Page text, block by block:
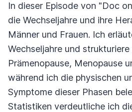
In dieser Episode von "Doc
die Wechseljahre und ihre
Männer und Frauen. Ich
Wechseljahre und
Prämenopause, Menopause
während ich die physischen
Symptome dieser Phasen
Statistiken verdeutliche ich